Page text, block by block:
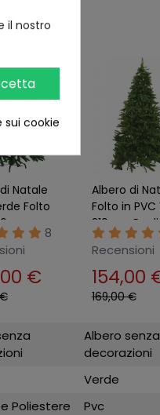
Natale
Folto
cm
8
€
Albero di
Folto in PVC
210 cm
con Base a
Recensioni
154,00
169,00 €
Albero senza
decorazioni
Verde
Poliestere Pvc
il nostro
sui cookie